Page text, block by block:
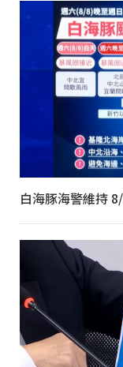
白海豚海警維持